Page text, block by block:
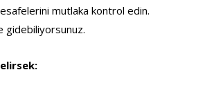
mutlaka kontrol edin.
gidebiliyorsunuz.